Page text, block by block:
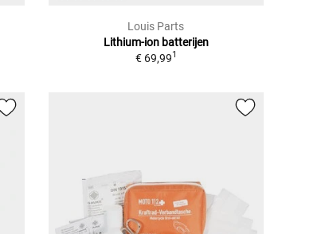
Louis Parts
Lithium-ion batterijen
€ 69,991